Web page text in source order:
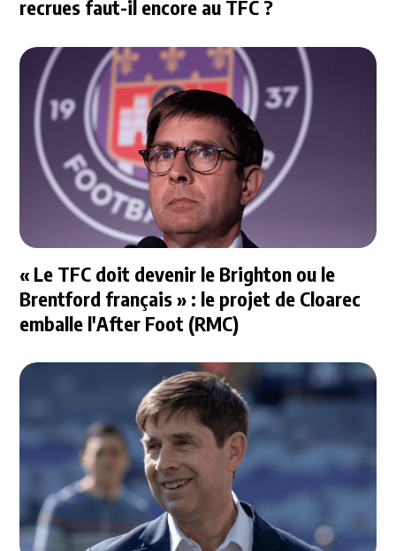
recrues faut-il encore au TFC ?
« Le TFC doit devenir le Brighton ou le
Brentford français » : le projet de Cloarec
emballe l'After Foot (RMC)